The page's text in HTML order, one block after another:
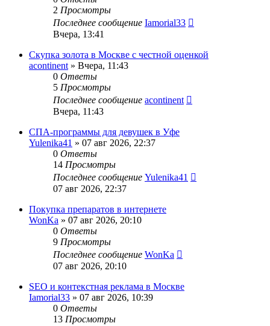
2 Просмотры
Последнее сообщение Iamorial33
Вчера, 13:41
Скупка золота в Москве с честной оценкой
acontinent » Вчера, 11:43
0 Ответы
5 Просмотры
Последнее сообщение acontinent
Вчера, 11:43
СПА-программы для девушек в Уфе
Yulenika41 » 07 авг 2026, 22:37
0 Ответы
14 Просмотры
Последнее сообщение Yulenika41
07 авг 2026, 22:37
Покупка препаратов в интернете
WonKa » 07 авг 2026, 20:10
0 Ответы
9 Просмотры
Последнее сообщение WonKa
07 авг 2026, 20:10
SEO и контекстная реклама в Москве
Iamorial33 » 07 авг 2026, 10:39
0 Ответы
13 Просмотры